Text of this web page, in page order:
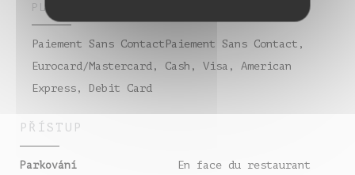
PLATEBNÍ METODY
Paiement Sans ContactPaiement Sans Contact,
Eurocard/Mastercard, Cash, Visa, American
Express, Debit Card
PŘÍSTUP
Parkování En face du restaurant